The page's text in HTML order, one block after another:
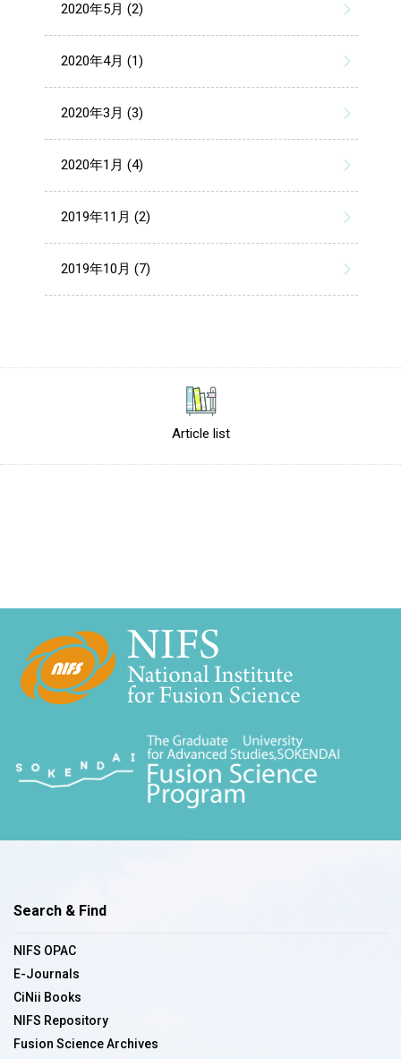
2020年5月 (2)
2020年4月 (1)
2020年3月 (3)
2020年1月 (4)
2019年11月 (2)
2019年10月 (7)
Article list
Search & Find
NIFS OPAC
E-Journals
CiNii Books
NIFS Repository
Fusion Science Archives